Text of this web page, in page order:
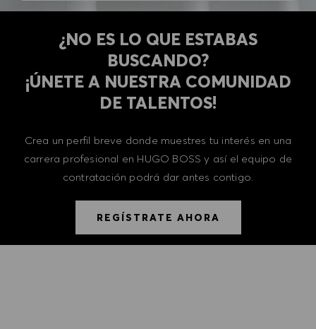
¿NO ES LO QUE ESTABAS
BUSCANDO?
​​​​​​​¡ÚNETE A NUESTRA COMUNIDAD
DE TALENTOS!
Crea un perfil breve donde muestres tu interés en una
carrera profesional en HUGO BOSS y así el equipo de
contratación podrá dar antes contigo.
REGÍSTRATE AHORA